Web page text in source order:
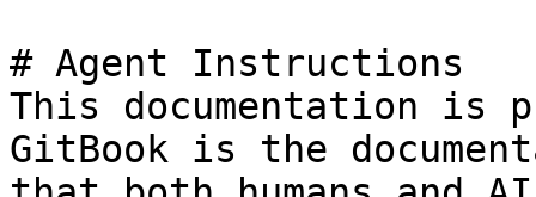
# Agent Instructions
This documentation is
GitBook is the